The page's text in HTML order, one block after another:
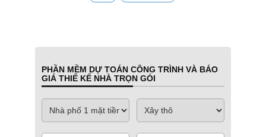
PHẦN MỀM DỰ TOÁN CÔNG TRÌNH VÀ BÁO
GIÁ THIẾ KẾ NHÀ TRỌN GÓI